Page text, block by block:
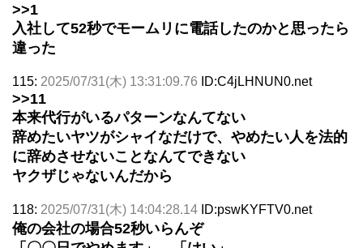
>>1
入社して52秒でモームリに電話したのかと思ったら
違った
115: 2025/07/31(木) 13:31:09.76 ID:C4jLHNUN0.net
>>11
本来代行がいるパターンなんてない
辞めたいヤツがシャイなだけで、やめたい人を法的
に辞めさせないことなんてできない
ヤクザじゃないんだから
118: 2025/07/31(木) 14:04:28.14 ID:pswKYFTV0.net
俺の会社の場合52秒いらんぞ